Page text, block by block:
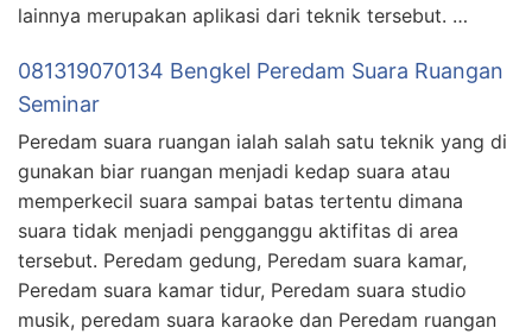
lainnya merupakan aplikasi dari teknik tersebut. …
081319070134 Bengkel Peredam Suara Ruangan
Seminar
Peredam suara ruangan ialah salah satu teknik yang di
gunakan biar ruangan menjadi kedap suara atau
memperkecil suara sampai batas tertentu dimana
suara tidak menjadi pengganggu aktifitas di area
tersebut. Peredam gedung, Peredam suara kamar,
Peredam suara kamar tidur, Peredam suara studio
musik, peredam suara karaoke dan Peredam ruangan